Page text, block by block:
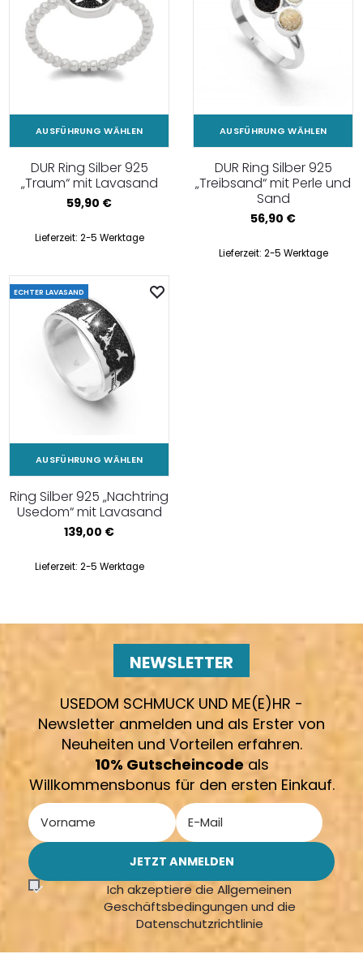
AUSFÜHRUNG WÄHLEN
DUR Ring Silber 925
„Traum“ mit Lavasand
59,90 €
Lieferzeit: 2-5 Werktage
AUSFÜHRUNG WÄHLEN
DUR Ring Silber 925
„Treibsand“ mit Perle und
Sand
56,90 €
Lieferzeit: 2-5 Werktage
ECHTER LAVASAND
AUSFÜHRUNG WÄHLEN
Ring Silber 925 „Nachtring
Usedom“ mit Lavasand
139,00 €
Lieferzeit: 2-5 Werktage
NEWSLETTER
USEDOM SCHMUCK UND ME(E)HR -
Newsletter anmelden und als Erster von
Neuheiten und Vorteilen erfahren.
10% Gutscheincodeals
Willkommensbonus für den ersten Einkauf.
Ich akzeptiere die Allgemeinen
Geschäftsbedingungen und die
Datenschutzrichtlinie